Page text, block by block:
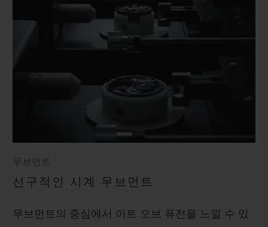
무브먼트
선구적인 시계 무브먼트
무브먼트의 중심에서 아트 오브 퓨전을 느낄 수 있